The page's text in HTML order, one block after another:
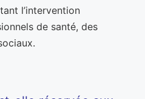
l’intervention
de santé, des